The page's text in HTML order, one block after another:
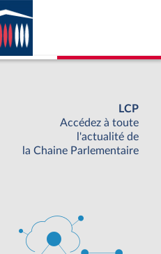
LCP
Accédez à toute
l'actualité de
la Chaine Parlementaire